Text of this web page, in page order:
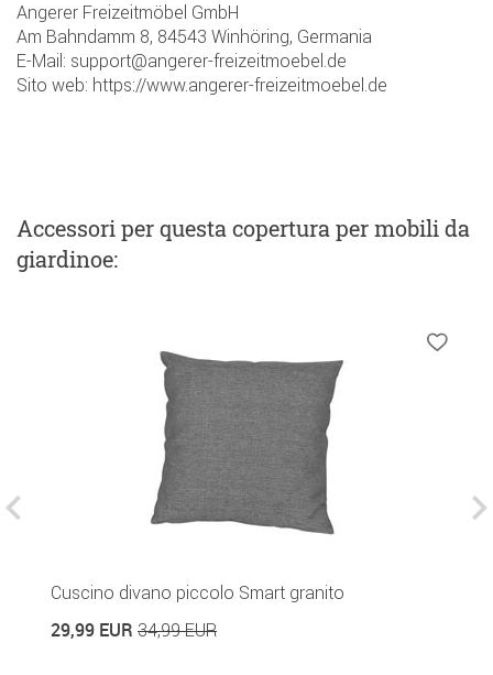
Angerer Freizeitmöbel GmbH
Am Bahndamm 8, 84543 Winhöring, Germania
E-Mail: support@angerer-freizeitmoebel.de
Sito web: https://www.angerer-freizeitmoebel.de
Accessoriper questa copertura per mobili da
giardinoe:
Cuscino divano piccolo Smart granito
29,99 EUR 34,99 EUR